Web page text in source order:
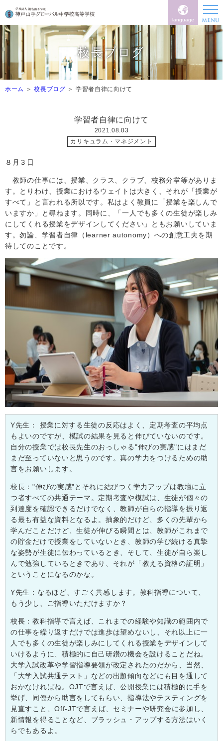
language
校長ブログ
ホーム 校長ブログ 学習者自律に向けて
学習者自律に向けて
2021.08.03
カリキュラム・マネジメント
８月３日
教師の仕事には、授業、クラス、クラブ、校務分掌等がありま
す。とりわけ、授業におけるウェイトは大きく、それが「授業が
すべて」と言われる所以です。私はよく教員に「授業を楽しんで
いますか」と尋ねます。同時に、「一人でも多くの生徒が楽しみ
にしてくれる授業をデザインしてください」ともお願いしていま
す。勿論、学習者自律（ learner autonomy）への創意工夫を期
待してのことです。
Y先生：
授業に対する生徒の反応はよく、定期考査の平均点
もよいのですが、模試の結果を見ると伸びていないのです。
自分の授業では校長先生のおっしゃる"伸びの実感"にはまだ
まだ至っていないと思うのです。真の学力をつけるための助
言をお願いします。
校長："伸びの実感"とそれに結びつく学力アップは教壇に立
つ者すべての共通テーマ。定期考査や模試は、生徒が個々の
到達度を確認できるだけでなく、教師が自らの指導を振り返
る最も有益な資料となるよ。抽象的だけど、多くの先輩から
学んだことだけど、生徒が伸びる瞬間とは、教師がこれまで
の貯金だけで授業をしていないとき、教師の学び続ける真摯
な姿勢が生徒に伝わっているとき、そして、生徒が自ら楽し
んで勉強しているときであり、それが「教える資格の証明」
ということになるのかな。
Y先生：なるほど、すごく共感します。教科指導について、
もう少し、ご指導いただけますか？
校長：教科指導で言えば、これまでの経験や知識の範囲内で
の仕事を繰り返すだけでは進歩は望めないし、それ以上に一
人でも多くの生徒が楽しみにしてくれる授業をデザインして
いけるように、積極的に自己研鑽の機会を設けることだね。
大学入試改革や学習指導要領が改定されたのだから、当然、
「大学入試共通テスト」などの出題傾向などにも目を通して
おかなければね。 OJTで言えば、公開授業には積極的に手を
挙げ、同僚から助言をしてもらい、指導法やテスティングを
見直すこと、Off-JTで言えば、セミナーや研究会に参加し、
新情報を得ることなど、ブラッシュ・アップする方法はいく
らでもあるよ。